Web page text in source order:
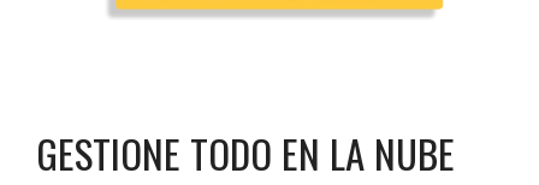
GESTIONE TODO EN LA NUBE